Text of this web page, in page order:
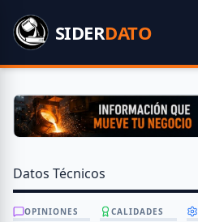
SIDERDATO
Datos Técnicos
OPINIONES CALIDADES